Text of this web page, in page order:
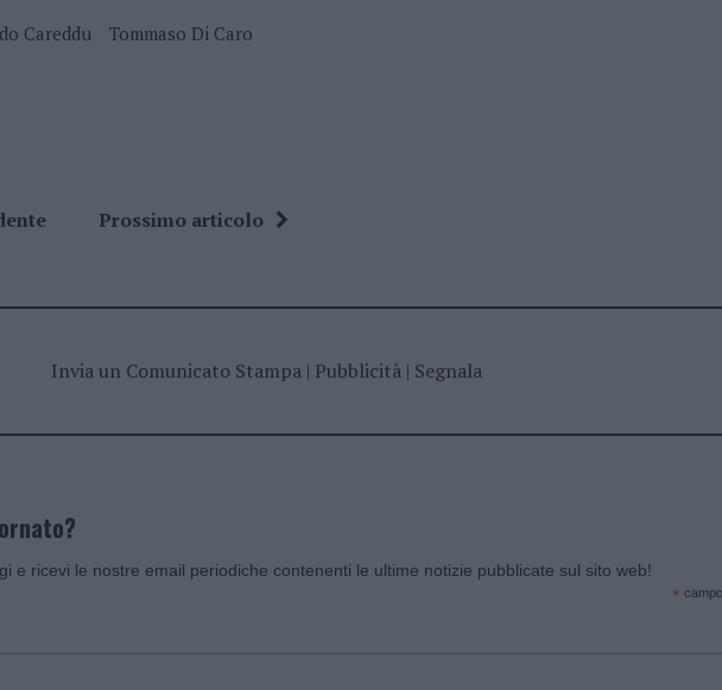
Careddu Tommaso Di Caro
Prossimo articolo
Invia un Comunicato Stampa| Pubblicità| Segnala
e ricevi le nostre email periodiche contenenti le ultime notizie pubblicate sul sito web!
*